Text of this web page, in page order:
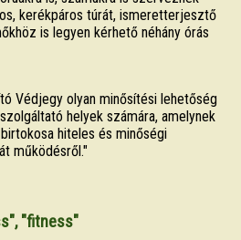
kerékpáros túrát, ismeretterjesztő
is legyen kérhető néhány órás
Védjegy olyan minősítési lehetőség
helyek számára, amelynek
hiteles és minőségi
működésről."
"fitness"